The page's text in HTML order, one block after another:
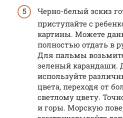
Черно-белый эскиз
приступайте с
картины. Можете
полностью отдать в
Для пальмы
зеленый карандаши.
используйте
цвета, переходя от
светлому цвету.
и горы. Морскую